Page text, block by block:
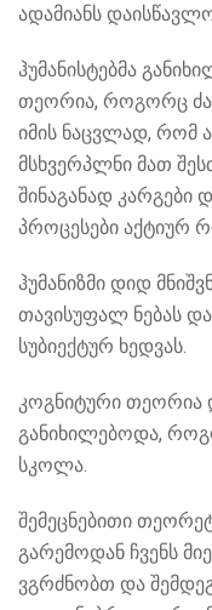
ადამიანს
ჰუმანისტებმა
თეორია, როგორც
იმის ნაცვლად, რომ
მსხვერპლნი მათ
შინაგანად კარგები
პროცესები აქტიურ
ჰუმანიზმი დიდ
თავისუფალ ნებას
სუბიექტურ ხედვას.
კოგნიტური თეორია
განიხილებოდა,
სკოლა.
შემეცნებითი
გარემოდან ჩვენს
ვგრძნობთ და შემდეგ